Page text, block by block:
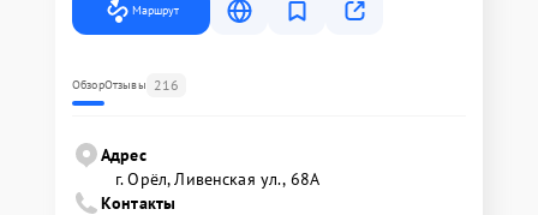
Маршрут
ОбзорОтзывы 216
Адрес
г. Орёл, Ливенская ул., 68А
Контакты